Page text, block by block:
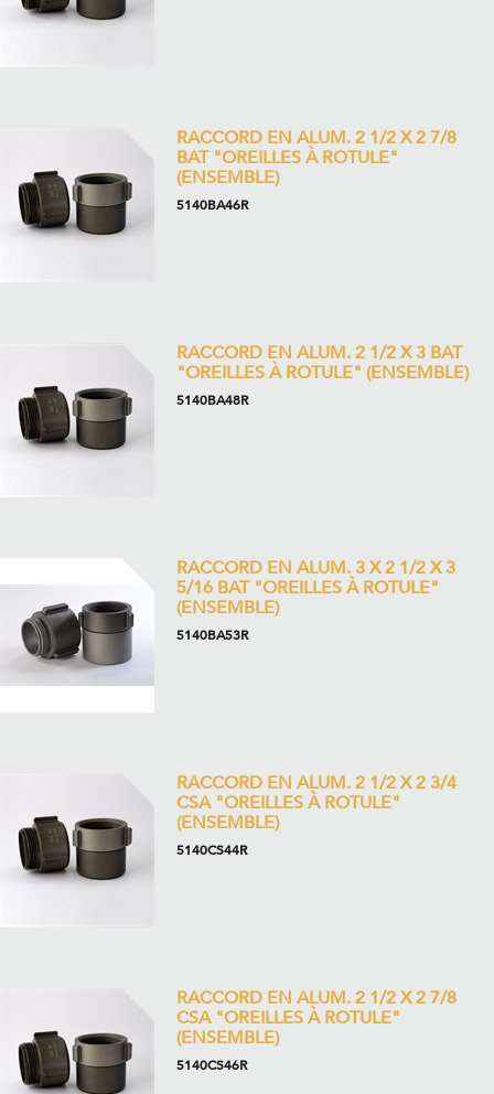
RACCORD EN ALUM. 2 1/2 X 2 7/8
BAT "OREILLES À ROTULE"
(ENSEMBLE)
5140BA46R
RACCORD EN ALUM. 2 1/2 X 3 BAT
"OREILLES À ROTULE" (ENSEMBLE)
5140BA48R
RACCORD EN ALUM. 3 X 2 1/2 X 3
5/16 BAT "OREILLES À ROTULE"
(ENSEMBLE)
5140BA53R
RACCORD EN ALUM. 2 1/2 X 2 3/4
CSA "OREILLES À ROTULE"
(ENSEMBLE)
5140CS44R
RACCORD EN ALUM. 2 1/2 X 2 7/8
CSA "OREILLES À ROTULE"
(ENSEMBLE)
5140CS46R